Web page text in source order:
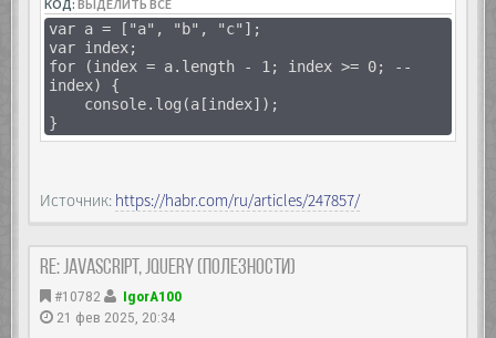
КОД:ВЫДЕЛИТЬ ВСЁ
var a = ["a", "b", "c"];
var index;
for (index = a.length - 1; index >= 0; --
index) {
console.log(a[index]);
}
Источник: https://habr.com/ru/articles/247857/
Re: JavaScript, Jquery (полезности)
#10782
IgorA100
21 фев 2025, 20:34